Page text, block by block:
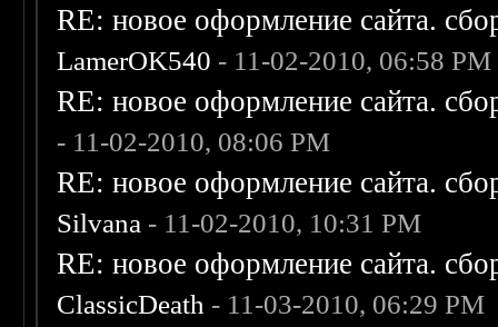
RE: новое оформление сайта.
LamerOK540 - 11-02-2010, 06:58 PM
RE: новое оформление сайта.
- 11-02-2010, 08:06 PM
RE: новое оформление сайта.
Silvana - 11-02-2010, 10:31 PM
RE: новое оформление сайта.
ClassicDeath - 11-03-2010, 06:29 PM